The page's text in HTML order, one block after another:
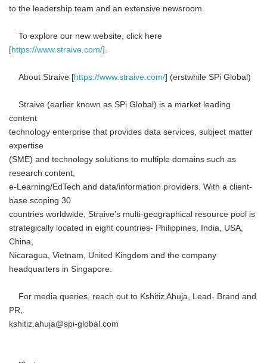
to the leadership team and an extensive newsroom.
To explore our new website, click here
[https://www.straive.com/].
About Straive [https://www.straive.com/] (erstwhile SPi Global)
Straive (earlier known as SPi Global) is a market leading
content
technology enterprise that provides data services, subject matter
expertise
(SME) and technology solutions to multiple domains such as
research content,
e-Learning/EdTech and data/information providers. With a client-
base scoping 30
countries worldwide, Straive's multi-geographical resource pool is
strategically located in eight countries- Philippines, India, USA,
China,
Nicaragua, Vietnam, United Kingdom and the company
headquarters in Singapore.
For media queries, reach out to Kshitiz Ahuja, Lead- Brand and
PR,
kshitiz.ahuja@spi-global.com